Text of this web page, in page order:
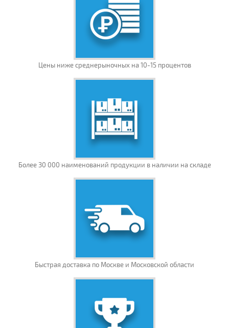
Цены ниже среднерыночных на 10-15 процентов
Более 30 000 наименований продукции в наличии на складе
Быстрая доставка по Москве и Московской области